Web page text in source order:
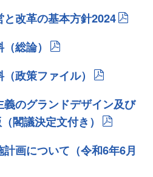
改革の基本方針2024
総論）
政策ファイル）
のグランドデザイン及び
閣議決定文付き）
画について（令和6年6月